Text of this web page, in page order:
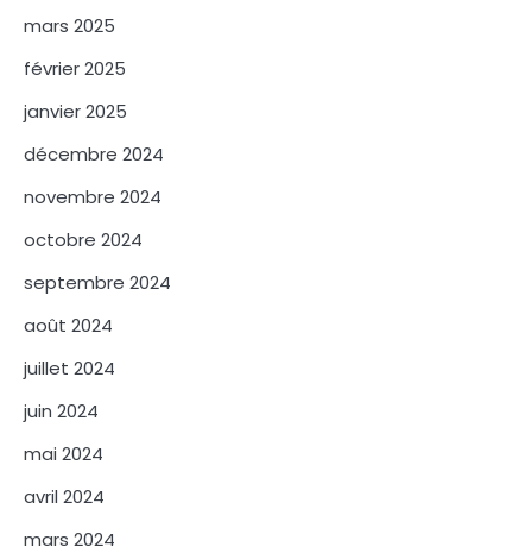
mars 2025
février 2025
janvier 2025
décembre 2024
novembre 2024
octobre 2024
septembre 2024
août 2024
juillet 2024
juin 2024
mai 2024
avril 2024
mars 2024